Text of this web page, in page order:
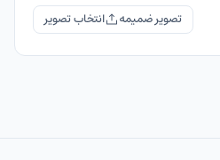
تصویر ضمیمه